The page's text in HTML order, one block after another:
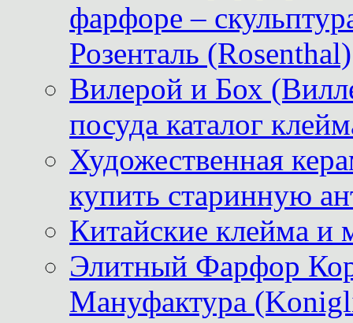
фарфоре –
Розенталь (Rosenthal)
Вилерой и Бох
посуда каталог
Художественная
купить старинную
Китайские клейма и
Элитный Фарфор
Мануфактура